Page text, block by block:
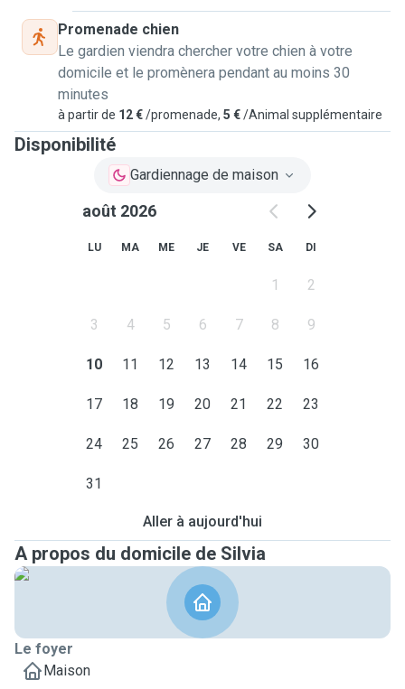
Promenade chien
Le gardien viendra chercher votre chien à votre
domicile et le promènera pendant au moins 30
minutes
à partir de 12 €/promenade, 5 €/Animal supplémentaire
Disponibilité
Gardiennage de maison
août 2026
LU MA ME JE VE SA DI
1 2
3 4 5 6 7 8 9
10 11 12 13 14 15 16
17 18 19 20 21 22 23
24 25 26 27 28 29 30
31
Aller à aujourd'hui
A propos du domicile de Silvia
Le foyer
Maison